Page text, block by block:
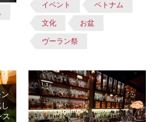
イベント ベトナム
文化 お盆
ヴーラン祭
ス